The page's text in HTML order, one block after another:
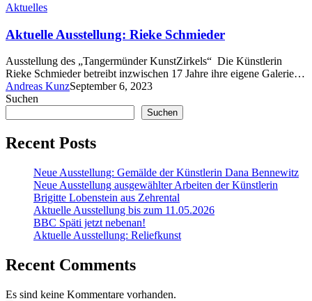
Aktuelles
Aktuelle Ausstellung: Rieke Schmieder
Ausstellung des „Tangermünder KunstZirkels“ Die Künstlerin
Rieke Schmieder betreibt inzwischen 17 Jahre ihre eigene Galerie…
Andreas KunzSeptember 6, 2023
Suchen
Suchen
Recent Posts
Neue Ausstellung: Gemälde der Künstlerin Dana Bennewitz
Neue Ausstellung ausgewählter Arbeiten der Künstlerin
Brigitte Lobenstein aus Zehrental
Aktuelle Ausstellung bis zum 11.05.2026
BBC Späti jetzt nebenan!
Aktuelle Ausstellung: Reliefkunst
Recent Comments
Es sind keine Kommentare vorhanden.